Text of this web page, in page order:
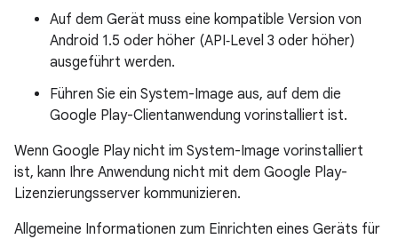
Auf dem Gerät muss eine kompatible Version von
Android 1.5 oder höher (API‑Level 3 oder höher)
ausgeführt werden.
Führen Sie ein System-Image aus, auf dem die
Google Play-Clientanwendung vorinstalliert ist.
Wenn Google Play nicht im System-Image vorinstalliert
ist, kann Ihre Anwendung nicht mit dem Google Play-
Lizenzierungsserver kommunizieren.
Allgemeine Informationen zum Einrichten eines Geräts für